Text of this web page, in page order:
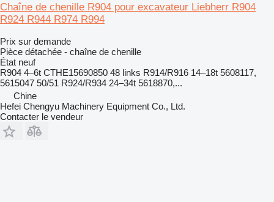
Chaîne de chenille R904 pour excavateur Liebherr R904
R924 R944 R974 R994
Prix sur demande
Pièce détachée - chaîne de chenille
État neuf
R904 4–6t CTHE15690850 48 links R914/R916 14–18t 5608117,
5615047 50/51 R924/R934 24–34t 5618870,...
Chine
Hefei Chengyu Machinery Equipment Co., Ltd.
Contacter le vendeur